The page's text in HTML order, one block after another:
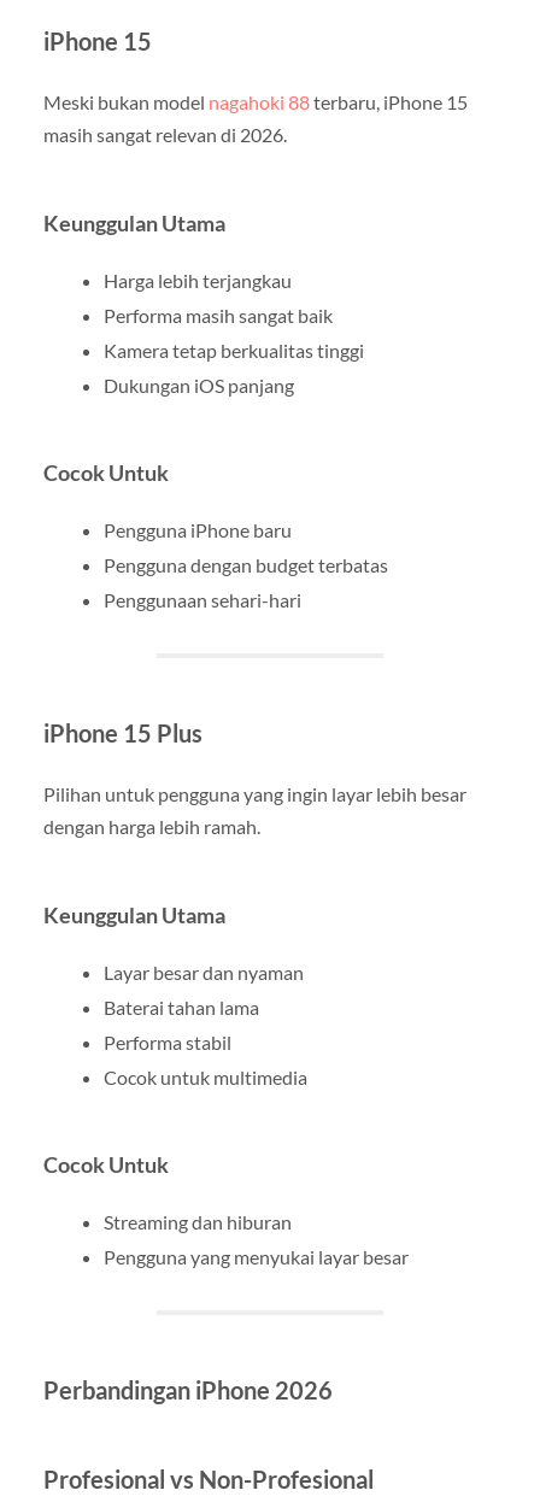
iPhone 15
Meski bukan model nagahoki 88terbaru, iPhone 15
masih sangat relevan di 2026.
Keunggulan Utama
Harga lebih terjangkau
Performa masih sangat baik
Kamera tetap berkualitas tinggi
Dukungan iOS panjang
Cocok Untuk
Pengguna iPhone baru
Pengguna dengan budget terbatas
Penggunaan sehari-hari
iPhone 15 Plus
Pilihan untuk pengguna yang ingin layar lebih besar
dengan harga lebih ramah.
Keunggulan Utama
Layar besar dan nyaman
Baterai tahan lama
Performa stabil
Cocok untuk multimedia
Cocok Untuk
Streaming dan hiburan
Pengguna yang menyukai layar besar
Perbandingan iPhone 2026
Profesional vs Non-Profesional